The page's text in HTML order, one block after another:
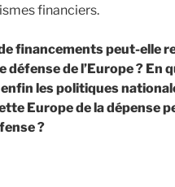
financiers.
financements peut-elle
de l’Europe ? En
les politiques
Europe de la dépense
?